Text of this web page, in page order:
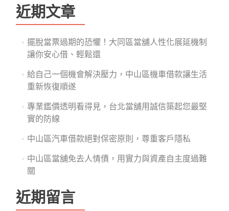
鍵
字:
近期文章
擺脫當票過期的恐懼！大同區當舖人性化展延機制
讓你安心借、輕鬆還
給自己一個機會解決壓力，中山區機車借款讓生活
重新恢復順遂
專業鑑價透明看得見，台北當舖用誠信築起您最堅
實的防線
中山區汽車借款絕對保密原則，尊重客戶隱私
中山區當舖免去人情債，用實力與資產自主度過難
關
近期留言